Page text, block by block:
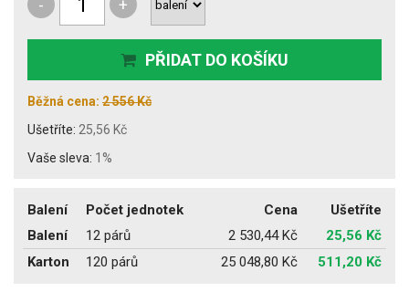
- +
PŘIDAT DO KOŠÍKU
Běžná cena: 2 556 Kč
Ušetříte: 25,56 Kč
Vaše sleva: 1%
Balení Počet jednotek Cena
Ušetříte
Balení
12 párů 2 530,44 Kč
25,56 Kč
Karton
120 párů 25 048,80 Kč 511,20 Kč